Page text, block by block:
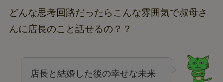
どんな思考回路だったらこんな雰囲気で叔母さ
んに店長のこと話せるの？？
店長と結婚した後の幸せな未来